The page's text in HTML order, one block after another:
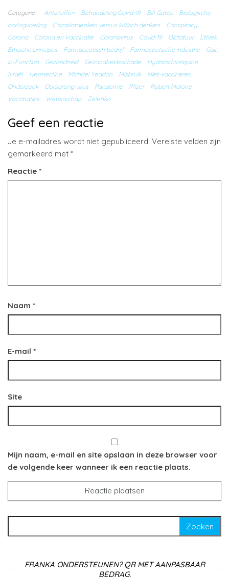
Categorie Antistoffen Behandeling Covid-19 Bill Gates
Biologische
oorlogvoering
Complotdenken versus kritisch denken
Conspiracy
Corona
Corona en Vaccinatie Coronavirus Covid-19 Dictatuur
Ethiek
Ethische principes
Farmaceutisch bedrijf Farmaceutische industrie
Gain-
in-Function
Gezondheid Gezondheidsschade
Hydrxochloriquine
Israël
Ivermectine Michael Yeadon Misbruik
Niet-vaccineren
Onderzoek
Oorsprong virus Pandemie Pfizer
Robert Malone
Vaccinaties
Wetenschap Zelenko
Geef een reactie
Je e-mailadres wordt niet gepubliceerd. Vereiste velden zijn
gemarkeerd met *
Reactie *
Naam *
E-mail *
Site
Mijn naam, e-mail en site opslaan in deze browser voor
de volgende keer wanneer ik een reactie plaats.
FRANKA ONDERSTEUNEN? QR MET AANPASBAAR
BEDRAG.